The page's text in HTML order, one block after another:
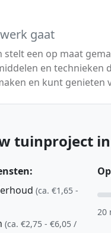
gaat
stelt een op maat
en technieken
en kunt genieten
tuinproject
(ca. €1,65 -
(ca. €2,75 - €6,05 /
20